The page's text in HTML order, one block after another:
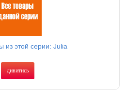
из этой серии: Julia
дивитись